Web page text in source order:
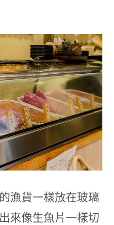
漁貨一樣放在玻璃
來像生魚片一樣切